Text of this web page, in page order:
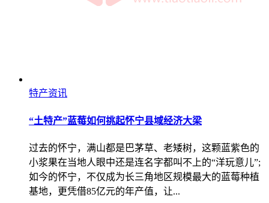
特产资讯
“土特产”蓝莓如何挑起怀宁县域经济大梁
过去的怀宁，满山都是巴茅草、老矮树，这颗蓝紫色的
小浆果在当地人眼中还是连名字都叫不上的“洋玩意儿”;
如今的怀宁，不仅成为长三角地区规模最大的蓝莓种植
基地，更凭借85亿元的年产值，让...